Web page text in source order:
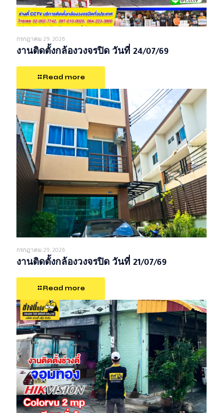
กรกฎาคม 29, 2026
งานติดตั้งกล้องวงจรปิด วันที่ 24/07/69
Read more
กรกฎาคม 29, 2026
งานติดตั้งกล้องวงจรปิด วันที่ 21/07/69
Read more